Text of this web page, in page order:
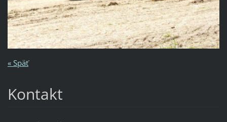
« Späť
Kontakt